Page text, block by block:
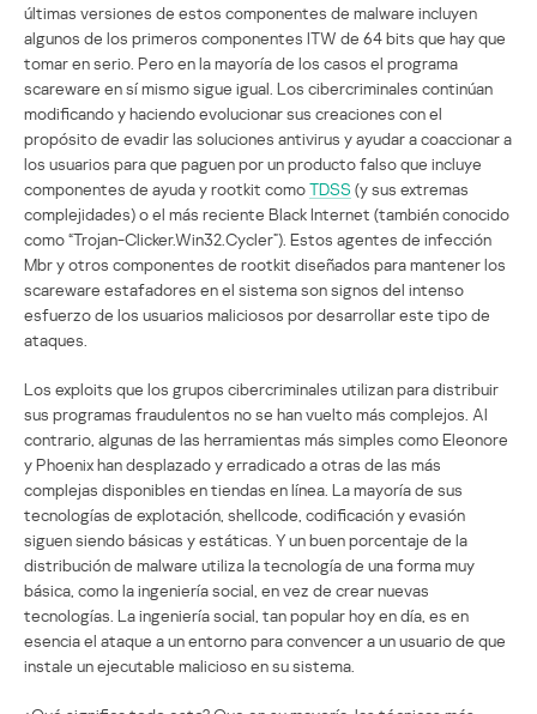
últimas versiones de estos componentes de malware incluyen
algunos de los primeros componentes ITW de 64 bits que hay que
tomar en serio. Pero en la mayoría de los casos el programa
scareware en sí mismo sigue igual. Los cibercriminales continúan
modificando y haciendo evolucionar sus creaciones con el
propósito de evadir las soluciones antivirus y ayudar a coaccionar a
los usuarios para que paguen por un producto falso que incluye
componentes de ayuda y rootkit comoTDSS (y sus extremas
complejidades) o el más reciente Black Internet (también conocido
como “Trojan-Clicker.Win32.Cycler”). Estos agentes de infección
Mbr y otros componentes de rootkit diseñados para mantener los
scareware estafadores en el sistema son signos del intenso
esfuerzo de los usuarios maliciosos por desarrollar este tipo de
ataques.
Los exploits que los grupos cibercriminales utilizan para distribuir
sus programas fraudulentos no se han vuelto más complejos. Al
contrario, algunas de las herramientas más simples como Eleonore
y Phoenix han desplazado y erradicado a otras de las más
complejas disponibles en tiendas en línea. La mayoría de sus
tecnologías de explotación, shellcode, codificación y evasión
siguen siendo básicas y estáticas. Y un buen porcentaje de la
distribución de malware utiliza la tecnología de una forma muy
básica, como la ingeniería social, en vez de crear nuevas
tecnologías. La ingeniería social, tan popular hoy en día, es en
esencia el ataque a un entorno para convencer a un usuario de que
instale un ejecutable malicioso en su sistema.